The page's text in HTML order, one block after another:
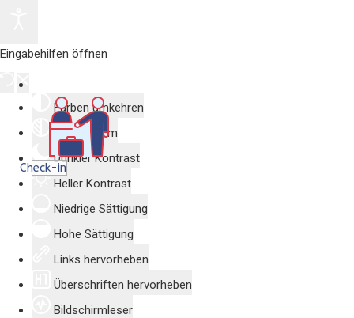
Eingabehilfen öffnen
Farben umkehren
Monochrom
Dunkler Kontrast
Heller Kontrast
Niedrige Sättigung
Hohe Sättigung
Links hervorheben
Überschriften hervorheben
Bildschirmleser
Check-in